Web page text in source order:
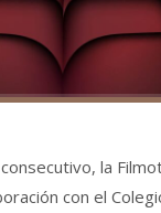
la
con el